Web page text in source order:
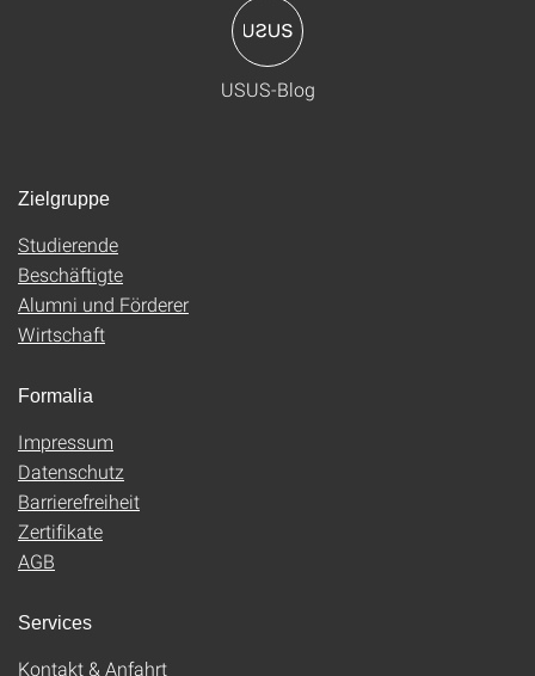
USUS-Blog
Zielgruppe
Studierende
Beschäftigte
Alumni und Förderer
Wirtschaft
Formalia
Impressum
Datenschutz
Barrierefreiheit
Zertifikate
AGB
Services
Kontakt & Anfahrt